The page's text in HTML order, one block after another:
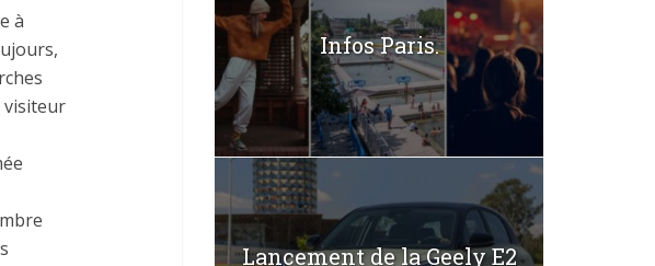
à
visiteur
Infos Paris.
Lancement de la Geely E2